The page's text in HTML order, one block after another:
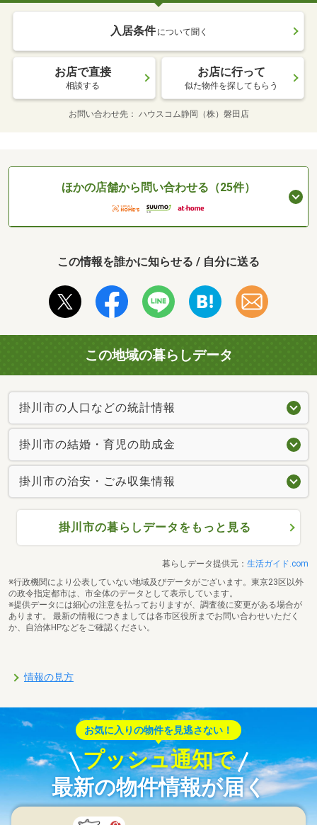
入居条件 について聞く
お店で直接
相談する
お店に行って
似た物件を探してもらう
お問い合わせ先 ハウスコム静岡（株）磐田店
ほかの店舗から問い合わせる（25件）
この情報を誰かに知らせる / 自分に送る
この地域の暮らしデータ
掛川市の人口などの統計情報
掛川市の結婚・育児の助成金
掛川市の治安・ごみ収集情報
掛川市の暮らしデータをもっと見る
暮らしデータ提供元： 生活ガイド.com
※行政機関により公表していない地域及びデータがございます。東京23区以外
の政令指定都市は、市全体のデータとして表示しています。
※提供データには細心の注意を払っておりますが、調査後に変更がある場合が
あります。 最新の情報につきましては各市区役所までお問い合わせいただく
か、自治体HPなどをご確認ください。
情報の見方
お気に入りの物件を見逃さない！
プッシュ通知で
最新の物件情報が届く